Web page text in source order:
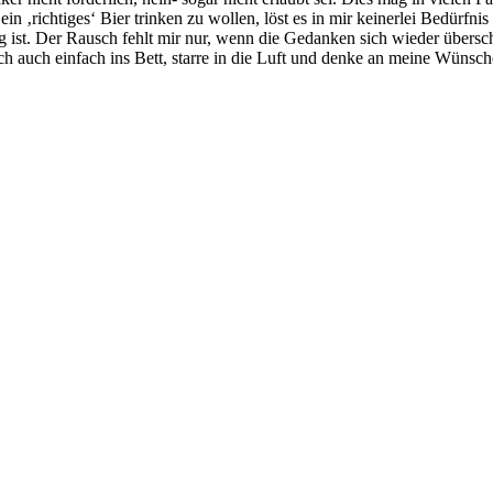
‚richtiges‘ Bier trinken zu wollen, löst es in mir keinerlei
Der Rausch fehlt mir nur, wenn die Gedanken sich wieder
einfach ins Bett, starre in die Luft und denke an meine